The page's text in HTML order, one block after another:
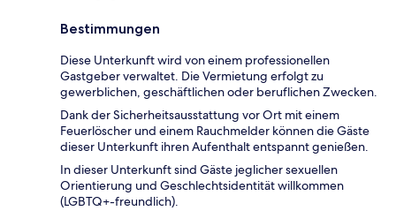
Bestimmungen
Diese Unterkunft wird von einem professionellen
Gastgeber verwaltet. Die Vermietung erfolgt zu
gewerblichen, geschäftlichen oder beruflichen Zwecken.
Dank der Sicherheitsausstattung vor Ort mit einem
Feuerlöscher und einem Rauchmelder können die Gäste
dieser Unterkunft ihren Aufenthalt entspannt genießen.
In dieser Unterkunft sind Gäste jeglicher sexuellen
Orientierung und Geschlechtsidentität willkommen
(LGBTQ+-freundlich).